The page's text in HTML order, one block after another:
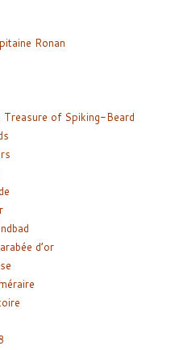
Ronan
Treasure of Spiking-Beard
d’or